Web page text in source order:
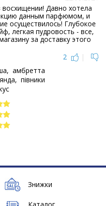
Давно хотела
данным парфюмом, и
осуществилось! Глубокое
легкая пудровость - все,
за доставку этого
2
|
амбретта
півники
Знижки